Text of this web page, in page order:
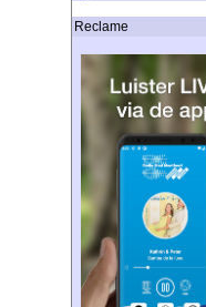
Reclame